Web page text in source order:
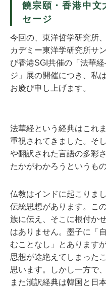
饒宗頤・香港中文
セージ
今回の、東洋哲学研究所
カデミー東洋学研究所サ
び香港SGI共催の「法華
ジ」展の開催につき、私
お慶び申し上げます。
法華経という経典はこれ
重視されてきました。そ
や翻訳された言語の多彩
たかがわかろうというもの
仏教はインドに起こりま
伝統思想があります。こ
族に伝え、そこに根付か
はありません。墨子に「
むことなし」とあります
思想が途絶えてしまった
思います。しかし一方で
また漢訳経典は韓国と日